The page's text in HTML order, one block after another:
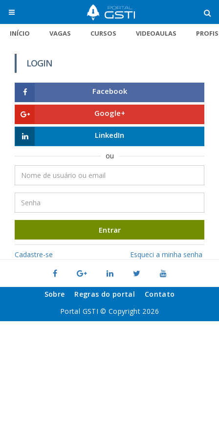
INÍCIO VAGAS CURSOS VIDEOAULAS
LOGIN
Facebook
Google+
LinkedIn
ou
Entrar
Cadastre-se Esqueci a minha senha
Sobre Regras do portal
Contato
Portal GSTI © Copyright 2026